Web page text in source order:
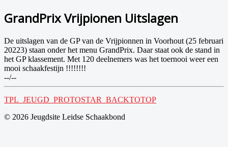
GrandPrix Vrijpionen Uitslagen
De uitslagen van de GP van de Vrijpionnen in Voorhout (25 februari
20223) staan onder het menu GrandPrix. Daar staat ook de stand in
het GP klassement. Met 120 deelnemers was het toernooi weer een
mooi schaakfestijn !!!!!!!!
--/--
TPL_JEUGD_PROTOSTAR_BACKTOTOP
© 2026 Jeugdsite Leidse Schaakbond